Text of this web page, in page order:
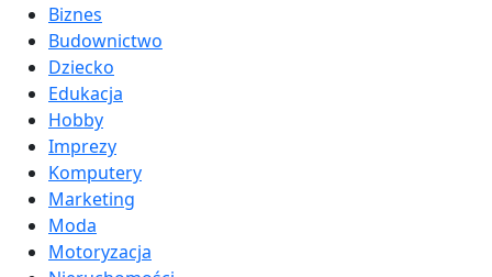
Biznes
Budownictwo
Dziecko
Edukacja
Hobby
Imprezy
Komputery
Marketing
Moda
Motoryzacja